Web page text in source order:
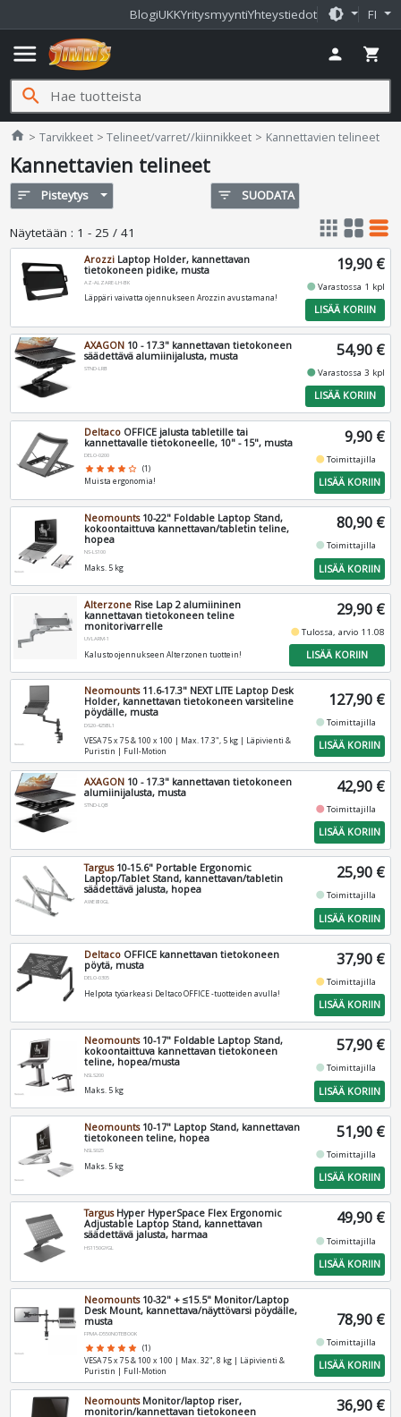
BlogiUKKYritysmyyntiYhteystiedot brightness_medium FI
menu person shopping_cart
search
home Jimms.fi
Tarvikkeet Telineet/varret//kiinnikkeet Kannettavien telineet
Kannettavien telineet
sort Pisteytys filter_list SUODATA
Näytetään : 1 - 25 / 41 apps grid_view table_rows
Arozzi Laptop Holder, kannettavan
tietokoneen pidike, musta
AZ-ALZARE-LH-BK
Läppäri vaivatta ojennukseen Arozzin avustamana!
19,90 €
fiber_manual_recordVarastossa 1 kpl
LISÄÄ KORIIN
AXAGON 10 - 17.3" kannettavan tietokoneen
säädettävä alumiinijalusta, musta
STND-LRB
54,90 €
fiber_manual_recordVarastossa 3 kpl
LISÄÄ KORIIN
Deltaco OFFICE jalusta tabletille tai
kannettavalle tietokoneelle, 10" - 15", musta
DELO-0200
star star star star star_border (1)
Muista ergonomia!
9,90 €
fiber_manual_recordToimittajilla
LISÄÄ KORIIN
Neomounts10-22" Foldable Laptop Stand,
kokoontaittuva kannettavan/tabletin teline,
hopea
NS-LS100
Maks. 5 kg
80,90 €
fiber_manual_recordToimittajilla
LISÄÄ KORIIN
Alterzone Rise Lap 2 alumiininen
kannettavan tietokoneen teline
monitorivarrelle
UVLARM-1
Kalusto ojennukseen Alterzonen tuottein!
29,90 €
fiber_manual_recordTulossa, arvio 11.08
LISÄÄ KORIIN
Neomounts11.6-17.3" NEXT LITE Laptop Desk
Holder, kannettavan tietokoneen varsiteline
pöydälle, musta
DS20-425BL1
VESA 75 x 75 & 100 x 100 | Max. 17.3", 5 kg | Läpivienti &
Puristin | Full-Motion
127,90 €
fiber_manual_recordToimittajilla
LISÄÄ KORIIN
AXAGON 10 - 17.3" kannettavan tietokoneen
alumiinijalusta, musta
STND-LQB
42,90 €
fiber_manual_recordToimittajilla
LISÄÄ KORIIN
Targus10-15.6" Portable Ergonomic
Laptop/Tablet Stand, kannettavan/tabletin
säädettävä jalusta, hopea
AWE810GL
25,90 €
fiber_manual_recordToimittajilla
LISÄÄ KORIIN
Deltaco OFFICE kannettavan tietokoneen
pöytä, musta
DELO-0305
Helpota työarkeasi Deltaco OFFICE -tuotteiden avulla!
37,90 €
fiber_manual_recordToimittajilla
LISÄÄ KORIIN
Neomounts10-17" Foldable Laptop Stand,
kokoontaittuva kannettavan tietokoneen
teline, hopea/musta
NSLS200
Maks. 5 kg
57,90 €
fiber_manual_recordToimittajilla
LISÄÄ KORIIN
Neomounts10-17" Laptop Stand, kannettavan
tietokoneen teline, hopea
NSLS025
Maks. 5 kg
51,90 €
fiber_manual_recordToimittajilla
LISÄÄ KORIIN
TargusHyper HyperSpace Flex Ergonomic
Adjustable Laptop Stand, kannettavan
säädettävä jalusta, harmaa
HS1150GYGL
49,90 €
fiber_manual_recordToimittajilla
LISÄÄ KORIIN
Neomounts10-32" + ≤15.5" Monitor/Laptop
Desk Mount, kannettava/näyttövarsi pöydälle,
musta
FPMA-D550NOTEBOOK
star star star star star (1)
VESA 75 x 75 & 100 x 100 | Max. 32", 8 kg | Läpivienti &
Puristin | Full-Motion
78,90 €
fiber_manual_recordToimittajilla
LISÄÄ KORIIN
NeomountsMonitor/laptop riser,
monitorin/kannettavan tietokoneen
36,90 €